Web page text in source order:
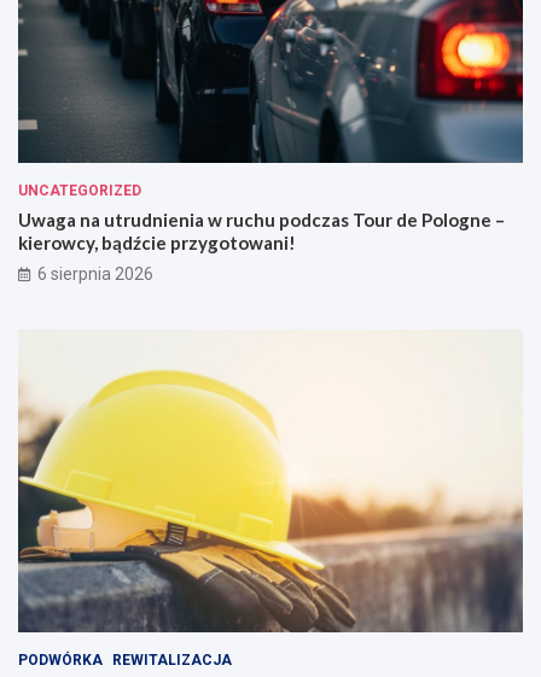
UNCATEGORIZED
Uwaga na utrudnienia w ruchu podczas Tour de Pologne –
kierowcy, bądźcie przygotowani!
6 sierpnia 2026
PODWÓRKA REWITALIZACJA